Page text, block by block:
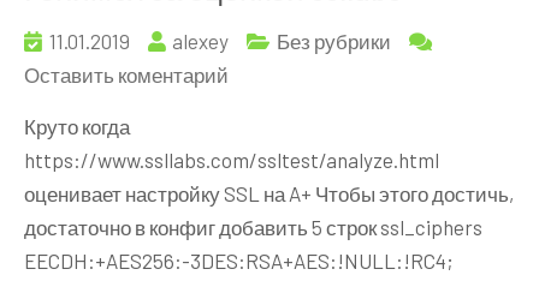
11.01.2019 alexey
Без рубрики
Оставить коментарий
оценкой
ssllabs
Круто когда
https://www.ssllabs.com/ssltest/analyze.html
оценивает настройку SSL на A+ Чтобы этого достичь,
достаточно в конфиг добавить 5 строк ssl_ciphers
EECDH:+AES256:-3DES:RSA+AES:!NULL:!RC4;